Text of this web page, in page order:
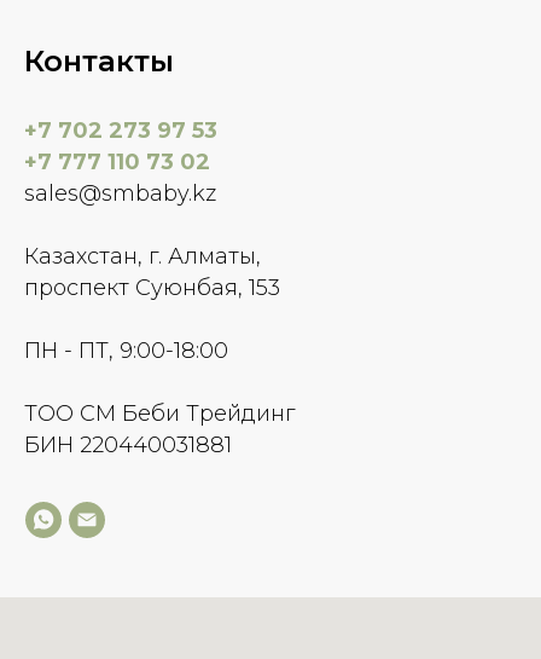
Контакты
+7 702 273 97 53
+7 777 110 73 02
sales@smbaby.kz
Казахстан, г. Алматы,
проспект Суюнбая, 153
ПН - ПТ, 9:00-18:00
TOO СМ Беби Трейдинг
БИН 220440031881